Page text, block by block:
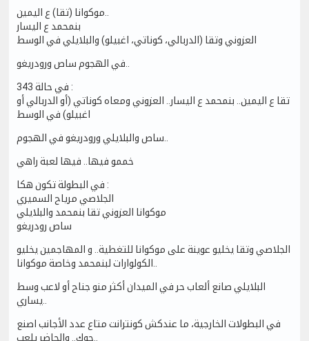
بنمحمد ع اليسار
العزوني وتقا (الدربالي، كوناتي، اغبيلو) والبلايلي في الوسط
في حالة 343 :
تقا ع اليمين.. بنمحمد ع اليسار.. العزوني ومعاه كوناتي (أو الدربالي أو
اغبيلو) في الوسط
خممو فيها.. فيها لعبة راهي
في البطولة تكون هكا :
الجلاصي مرياح السميري
موكوانا العزوني تقا بنمحمد والبلايلي
ساص رودريغو
الجلاصي وتقا يخليو عوينة على موكوانا للتغطية.. و المهاجمين يخليو
البلايلي صانع ألعاب حر في الميدان أكثر منو جناح أو لاعب وسط
في البطولات الخارجية، ما عندكش كونترانت متاع عدد الأجانب اصنع